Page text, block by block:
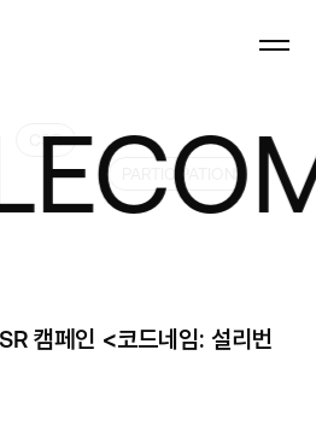
PARTICIPATION
CSR
캠페인 <코드네임: 설리번